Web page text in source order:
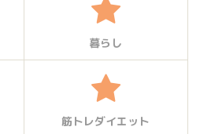
暮らし
筋トレダイエット